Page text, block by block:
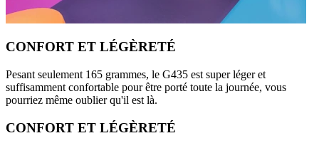
CONFORT ET LÉGÈRETÉ
Pesant seulement 165 grammes, le G435 est super léger et
suffisamment confortable pour être porté toute la journée, vous
pourriez même oublier qu'il est là.
CONFORT ET LÉGÈRETÉ